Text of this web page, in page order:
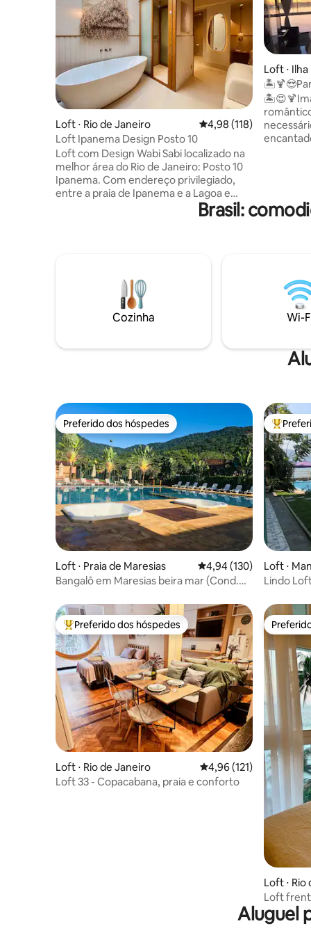
Loft ⋅ Rio de Janeiro 4,98 de uma avaliação
4,98 (118)
Loft Ipanema Design Posto 10
Loft com Design Wabi Sabi localizado na
melhor área do Rio de Janeiro: Posto 10
Ipanema. Com endereço privilegiado,
entre a praia de Ipanema e a Lagoa e
próximo aos melhores restaurantes e
aproveitar uma banheira com vista para
oferecemos um espaço para Home
Office com internet 750MB.
Loft ⋅
necessário
🏝😍
Brasil:
Cozinha Wi-
Preferido dos hóspedes
Preferido dos hóspedes
Loft ⋅ Praia de Maresias 4,94 de uma avaliação
4,94 (130)
Bangalô em Maresias beira mar (Cond.
Entre
Loft ⋅
Lindo
Entre os melhores preferidos dos hóspedes
Preferido dos hóspedes
Loft ⋅ Rio de Janeiro 4,96 de uma avaliação
4,96 (121)
Loft 33 - Copacabana, praia e conforto
Loft ⋅
Loft
Aluguel